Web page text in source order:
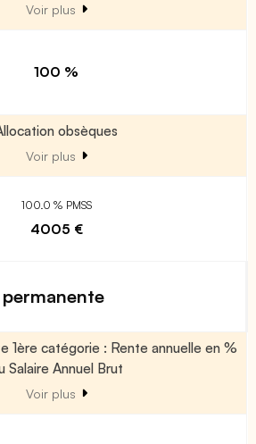
Voir plus
100 %
obsèques
Voir plus
100.0 % PMSS
4005 €
1ère catégorie : Rente annuelle en %
Salaire Annuel Brut
Voir plus